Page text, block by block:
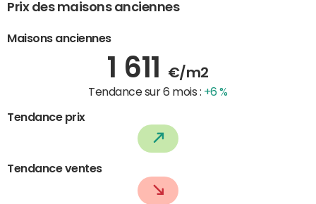
Prix des maisons anciennes
Maisons anciennes
1 611 €/m2
Tendance sur 6 mois : +6 %
Tendance prix
Tendance ventes